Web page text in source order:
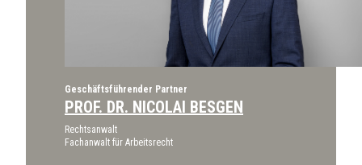
Geschäftsführender Partner
PROF. DR. NICOLAI BESGEN
Rechtsanwalt
Fachanwalt für Arbeitsrecht